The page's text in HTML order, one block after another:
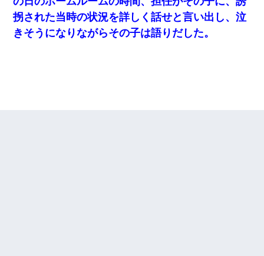
拐された当時の状況を詳しく話せと言い出し、泣
きそうになりながらその子は語りだした。